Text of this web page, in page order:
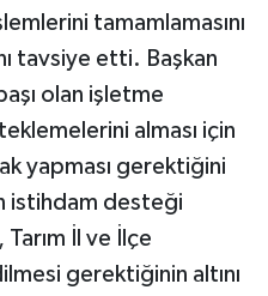
tamamlamasını
tavsiye etti. Başkan
olan işletme
alması için
yapması gerektiğini
istihdam desteği
İl ve İlçe
gerektiğinin altını